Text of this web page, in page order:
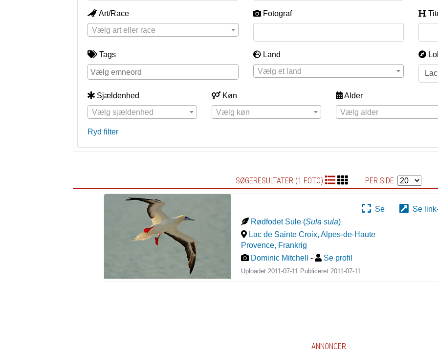
Art/Race
Vælg art eller race
Fotograf
Tags
Land
Vælg et land
Sjældenhed
Vælg sjældenhed
Køn
Vælg køn
Alder
Vælg alder
Ryd filter
SØGERESULTATER (1 FOTO) PER SIDE:
Se
Se
Rødfodet Sule (Sula sula)
Lac de Sainte Croix, Alpes-de-Haute
Provence, Frankrig
Dominic Mitchell
- Se profil
Uploadet 2011-07-11 Publiceret2011-07-11
ANNONCER